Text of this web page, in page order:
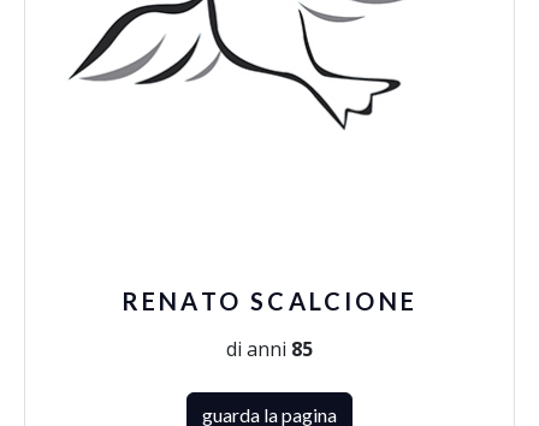
RENATO SCALCIONE
di anni 85
guarda la pagina